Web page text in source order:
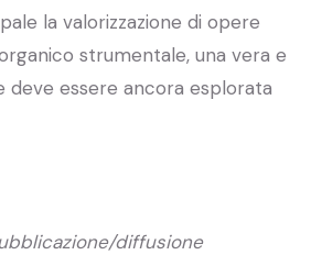
la valorizzazione di opere
strumentale, una vera e
deve essere ancora esplorata
diffusione